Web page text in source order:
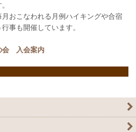
おこなわれる月例ハイキングや合宿
事も開催しています。
会 入会案内